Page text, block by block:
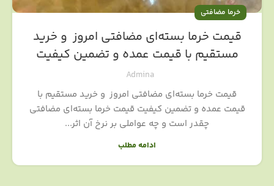
خرما مضافتی
قیمت خرما بسته‌ای مضافتی امروز و خرید
مستقیم با قیمت عمده و تضمین کیفیت
Admina
قیمت خرما بسته‌ای مضافتی امروز و خرید مستقیم با
قیمت عمده و تضمین کیفیت قیمت خرما بسته‌ای مضافتی
چقدر است و چه عواملی بر نرخ آن اثر...
ادامه مطلب